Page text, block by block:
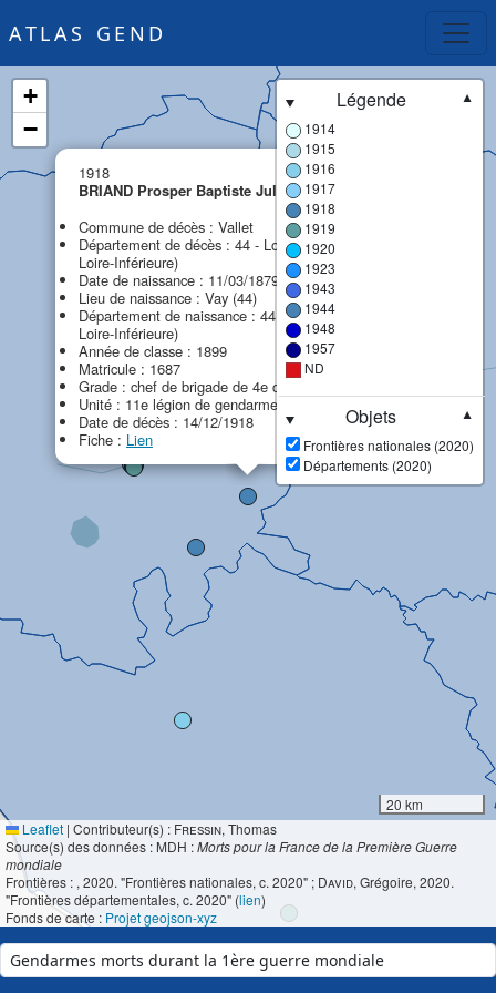
ATLAS GEND
1918
BRIAND Prosper Baptiste Julien Marie
Commune de décès : Vallet
Département de décès : 44 - Loire-Atlantique (ex
Loire-Inférieure)
Date de naissance : 11/03/1879
Lieu de naissance : Vay (44)
Département de naissance : 44 - Loire-Atlantique (ex
Loire-Inférieure)
Année de classe : 1899
Matricule : 1687
Grade : chef de brigade de 4e classe à cheval
Unité : 11e légion de gendarmerie (11e LG)
Date de décès : 14/12/1918
Fiche : Lien
+
−
Légende
▼
1914
1915
1916
1917
1918
1919
1920
1923
1943
1944
1948
1957
ND
Objets
▼
Frontières nationales (2020)
Départements (2020)
20 km
Leaflet | Contributeur(s) : Fressin, Thomas
Source(s) des données : MDH :Morts pour la France de la Première Guerre
mondiale
Frontières : , 2020. "Frontières nationales, c. 2020" ; David, Grégoire, 2020.
"Frontières départementales, c. 2020" (lien)
Fonds de carte : Projet geojson-xyz